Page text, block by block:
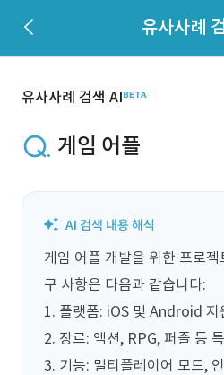
유사사례
유사사례 검색 AI
게임 어플
게임 어플 개발을 위한 프로
구 사항은 다음과 같습니다:
1. 플랫폼: iOS 및 Android 지
2. 장르: 액션, RPG, 퍼즐 등
3. 기능: 멀티플레이어 모드,